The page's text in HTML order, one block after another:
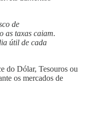
de
as taxas caiam.
útil de cada
do Dólar, Tesouros ou
os mercados de